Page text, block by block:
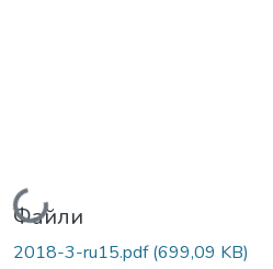
Вантажиться...
Файли
2018-3-ru15.pdf(699,09 KB)